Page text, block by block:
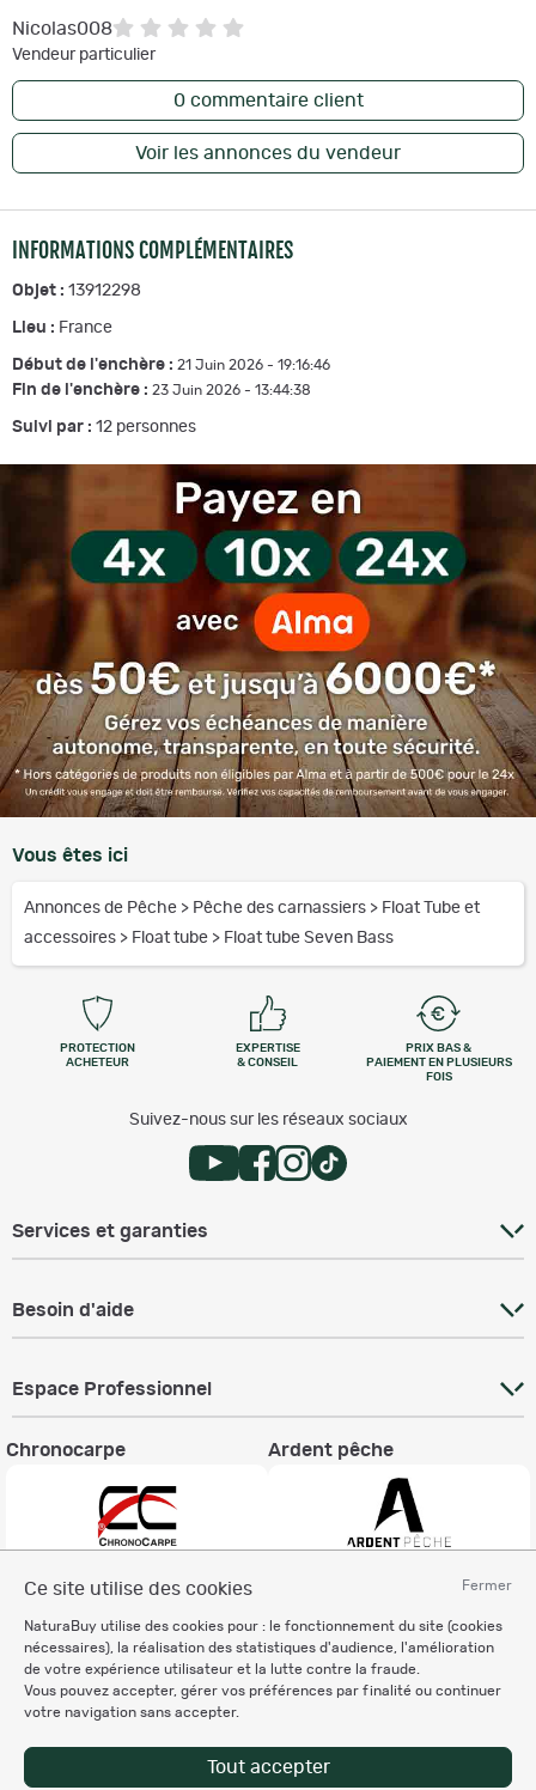
Fermer
Ce site utilise des cookies
NaturaBuy utilise des cookies pour : le fonctionnement du site (cookies
nécessaires), la réalisation des statistiques d'audience, l'amélioration
de votre expérience utilisateur et la lutte contre la fraude.
Vous pouvez accepter, gérer vos préférences par finalité ou continuer
votre navigation sans accepter.
Tout accepter
Nicolas008
Vendeur particulier
0commentaire client
Voir les annonces du vendeur
INFORMATIONS COMPLÉMENTAIRES
Objet : 13912298
Lieu : France
Début de l'enchère : 21 Juin 2026 - 19:16:46
Fin de l'enchère : 23 Juin 2026 - 13:44:38
Suivi par : 12 personnes
Vous êtes ici
Annonces de Pêche > Pêche des carnassiers > Float Tube et
accessoires > Float tube > Float tube Seven Bass
PROTECTION
ACHETEUR
EXPERTISE
& CONSEIL
PRIX BAS &
PAIEMENT EN PLUSIEURS
FOIS
Suivez-nous sur les réseaux sociaux
Services et garanties
Besoin d'aide
Espace Professionnel
Chronocarpe Ardent pêche
Charte éthique
Mentions légales
Règlement & Conditions d'utilisation
Politique de protection
des données personnelles
Personnalisation des cookies